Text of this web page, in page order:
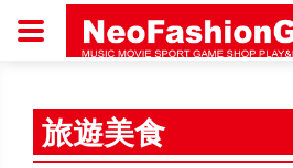
搜尋
旅遊美食